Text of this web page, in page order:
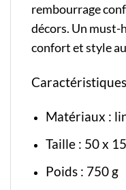
rembourrage
décors. Un must-
confort et style
Matériaux :
Taille : 50 x
Poids : 750 g